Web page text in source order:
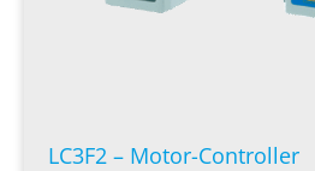
LC3F2 – Motor-Controller